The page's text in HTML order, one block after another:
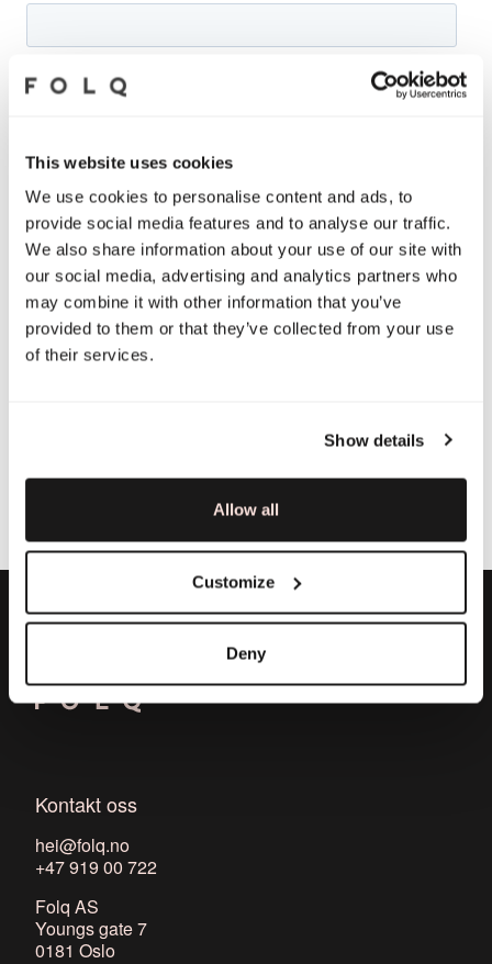
This website uses cookies
We use cookies to personalise content and ads, to
provide social media features and to analyse our traffic.
We also share information about your use of our site with
our social media, advertising and analytics partners who
may combine it with other information that you’ve
provided to them or that they’ve collected from your use
of their services.
Show details
Allow all
Customize
Deny
Kontakt oss
hei@folq.no
+47 919 00 722
Folq AS
Youngs gate 7
0181 Oslo